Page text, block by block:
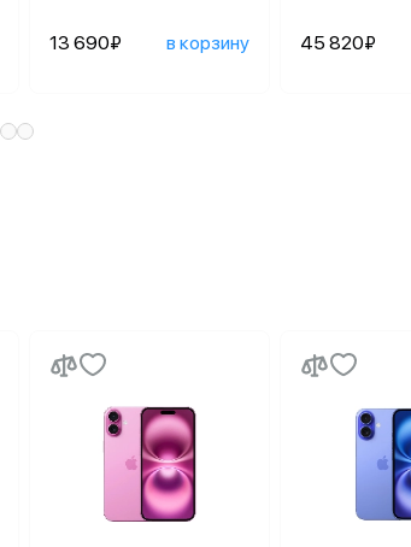
13 690₽ в корзину 45 820₽